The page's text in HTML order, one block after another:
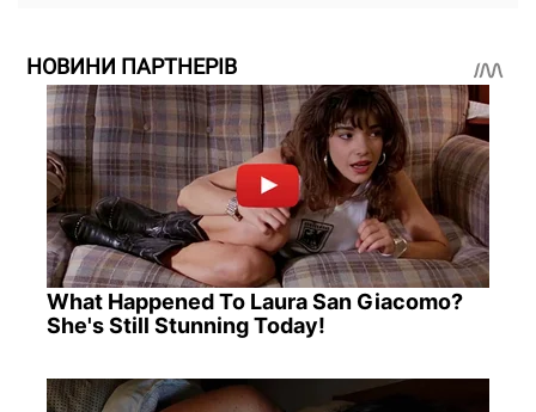
НОВИНИ ПАРТНЕРІВ
What Happened To Laura San Giacomo?
She's Still Stunning Today!